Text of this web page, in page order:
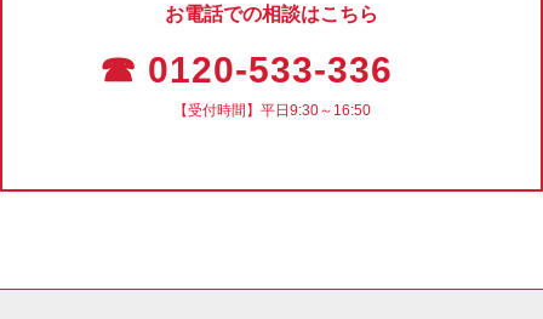
お電話での相談はこちら
☎ 0120-533-336
【受付時間】平日9:30～16:50